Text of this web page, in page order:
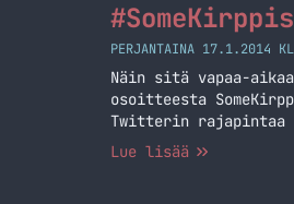
#SomeKirppis
PERJANTAINA 17.1.2014
Näin sitä vapaa-
osoitteesta
Twitterin rajapintaa
joka viides
Lue lisää